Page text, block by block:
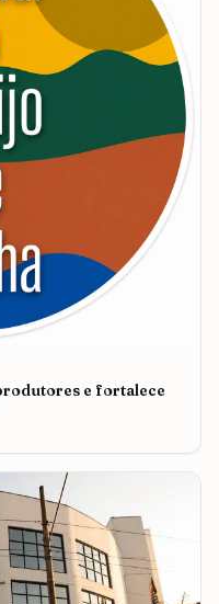
e fortalece